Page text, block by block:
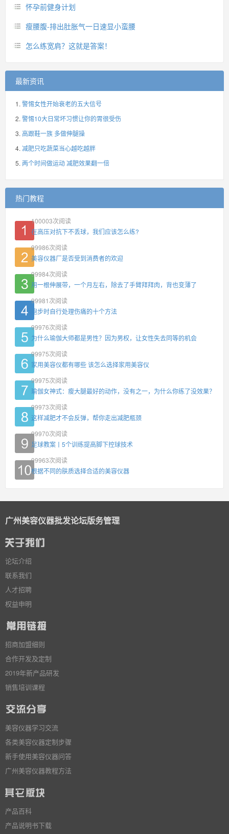
怀孕前健身计划
瘦腰腹-排出肚胀气一日速显小蛮腰
怎么练宽肩？这就是答案！
最新资讯
警惕女性开始衰老的五大信号
警惕10大日常坏习惯让你的胃很受伤
高跟鞋一族 多做伸腿操
减肥只吃蔬菜当心越吃越胖
两个时间做运动 减肥效果翻一倍
热门教程
100003次阅读
在高压对抗下不丢球，我们应该怎么练?
99986次阅读
美容仪器厂是否受到消费者的欢迎
99984次阅读
用一根伸展带，一个月左右，除去了手臂拜拜肉，背也变薄了
99981 次阅读
跑步时自行处理伤痛的十个方法
99976次阅读
为什么瑜伽大师都是男性？因为男权，让女性失去同等的机会
99975次阅读
家用美容仪都有哪些 该怎么选择家用美容仪
99975次阅读
瑜伽女神式：瘦大腿最好的动作，没有之一，为什么你练了没效果？
99973次阅读
这样减肥才不会反弹，帮你走出减肥瓶颈
99970次阅读
足球教案丨5个训练提高脚下控球技术
99963次阅读
根据不同的肤质选择合适的美容仪器
广州美容仪器批发论坛版务管理
论坛介绍
联系我们
人才招聘
权益申明
招商加盟细则
合作开发及定制
2019年新产品研发
销售培训课程
美容仪器学习交流
各类美容仪器定制步骤
新手使用美容仪器问答
广州美容仪器教程方法
产品百科
产品说明书下载